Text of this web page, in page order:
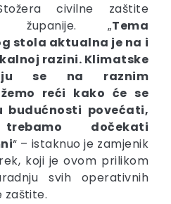
civilne zaštite
županije. „Tema
stola aktualna je na i
razini. Klimatske
se na raznim
reći kako će se
budućnosti povećati,
dočekati
“ – istaknuo je zamjenik
koji je ovom prilikom
svih operativnih
zaštite.